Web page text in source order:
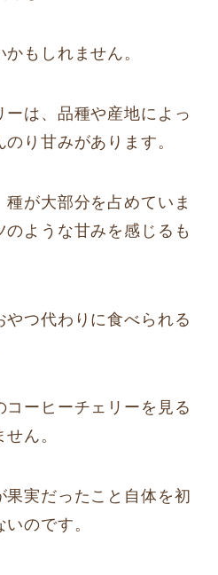
もしれません。
は、品種や産地によっ
り甘みがあります。
が大部分を占めていま
ような甘みを感じるも
やつ代わりに食べられる
コーヒーチェリーを見る
ん。
果実だったこと自体を初
のです。